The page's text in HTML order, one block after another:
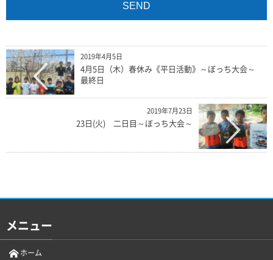
2019年4月5日
4月5日（木）春休み《平日活動》～ぼっち大会～
最終日
2019年7月23日
23日(火) 二日目～ぼっち大会～
メニュー
ホーム